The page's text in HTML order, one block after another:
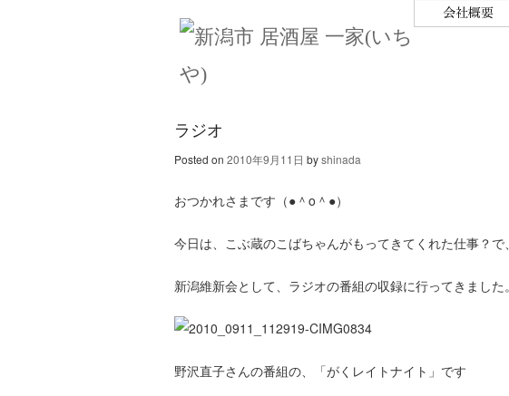
ラジオ
Posted on 2010年9月11日 byshinada
おつかれさまです（●＾o＾●）
今日は、こぶ蔵のこばちゃんがもってきてくれた仕事？で、
新潟維新会として、ラジオの番組の収録に行ってきました。
野沢直子さんの番組の、「がくレイトナイト」です